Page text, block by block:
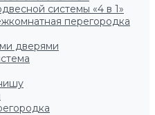
системы «4 в 1»
перегородка
дверями